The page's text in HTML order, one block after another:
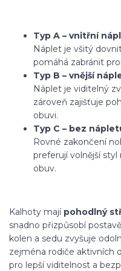
Typ A – vnitřní
Náplet je všitý
pomáhá zabránit
Typ B – vnější
Náplet je viditelný
zároveň zajišťuje
obuvi.
Typ C – bez
Rovné zakončení
preferují volnější
obuv.
Kalhoty mají pohodlný
snadno přizpůsobí
kolen a sedu zvyšuje
zejména rodiče aktivních
pro lepší viditelnost a